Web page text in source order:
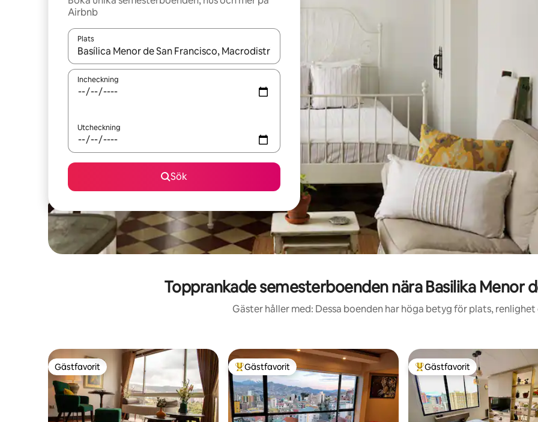
Airbnb
Plats
När resultaten är tillgängliga kan du navigera med upp- och nedåtpilarna eller utforska genom att trycka eller svepa.
Incheckning
Utcheckning
Sök
Topprankade semesterboenden nära Basilika Menor
Gäster håller med: Dessa boenden har höga betyg för plats, renlighet
Gästfavorit
Gästfavorit Populär gästfavorit
Gästfavorit Populär gästfavorit
Gästfavorit